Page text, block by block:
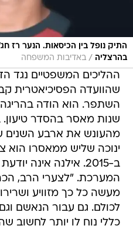
התיק נופל בין הכיסאות. הנער רז
בהרצליה / באדיבות המשפחה
ההליכים המשפטיים נגד
שהוועדה הפסיכיאטרית
שנות מאסר בהסדר
מהעונש את ארבע השנים
ינוכה שליש ממאסרו הוא
ב-2015. אילנה אינה
המערכת. "לצערי הרב,
מעשה כל כך מזוויע
לכולם. גם עבור הנאשם
כללי נוח לו יותר לחשוב